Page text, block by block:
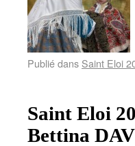
Publié dans Saint Eloi
Saint Eloi
Bettina